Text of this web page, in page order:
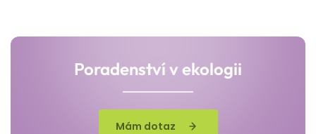
Poradenství v ekologii
Mám dotaz